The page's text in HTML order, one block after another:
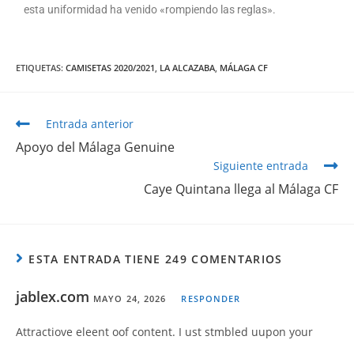
esta uniformidad ha venido «rompiendo las reglas».
ETIQUETAS: CAMISETAS 2020/2021 LA ALCAZABA MÁLAGA CF
Entrada anterior
Apoyo del Málaga Genuine
Siguiente entrada
Caye Quintana llega al Málaga CF
ESTA ENTRADA TIENE 249 COMENTARIOS
jablex.com MAYO 24, 2026 RESPONDER
Attractiove eleent oof content. I ust stmbled uupon your